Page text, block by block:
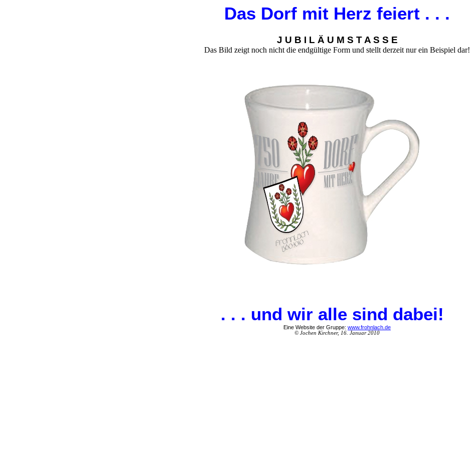
Das Dorf mit Herz feiert . . .
J U B I L Ä U M S T A S S E
Das Bild zeigt noch nicht die endgültige Form und stellt derzeit nur ein Beispiel dar!
. . . und wir alle sind dabei!
Eine Website der Gruppe: www.frohnlach.de
© Jochen Kirchner, 16. Januar 2010